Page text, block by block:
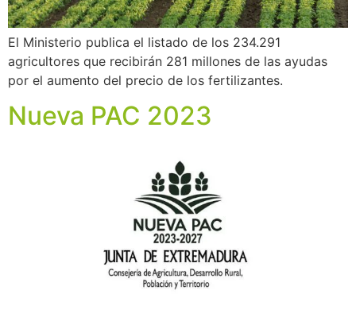
El Ministerio publica el listado de los 234.291
agricultores que recibirán 281 millones de las ayudas
por el aumento del precio de los fertilizantes.
Nueva PAC 2023